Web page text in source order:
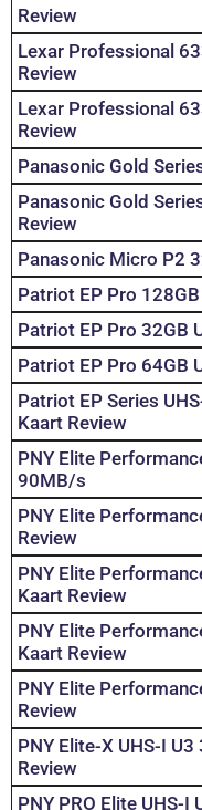
Review
Lexar Professional
Review
Lexar Professional
Review
Panasonic Gold
Panasonic Gold
Review
Panasonic Micro P2
Patriot EP Pro
Patriot EP Pro 32GB
Patriot EP Pro 64GB
Patriot EP Series
Kaart Review
PNY Elite
90MB/s
PNY Elite
Review
PNY Elite
Kaart Review
PNY Elite
Kaart Review
PNY Elite
Review
PNY Elite-X UHS-I
Review
PNY PRO Elite UHS-I